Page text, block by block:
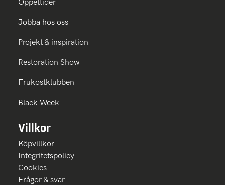
Jobba hos oss
Projekt & inspiration
Restoration Show
Frukostklubben
Black Week
Villkor
Köpvillkor
Integritetspolicy
Cookies
Frågor & svar